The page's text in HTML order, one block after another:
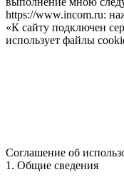
https://www.incom.ru:
«К сайту подключен
использует файлы
Соглашение об
1. Общие сведения